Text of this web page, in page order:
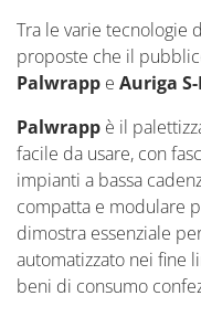
Tra le varie tecnologie
proposte che il
Palwrapp e Auriga
Palwrapp è il
facile da usare, con
impianti a bassa
compatta e modulare
dimostra essenziale
automatizzato nei fine
beni di consumo